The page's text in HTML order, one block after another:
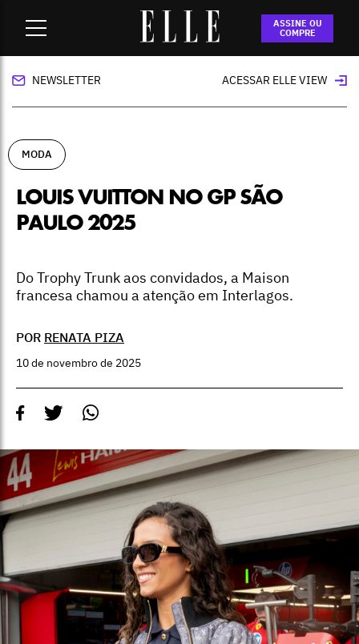
ASSINE OU
COMPRE
Louis Vuitton no GP São Paulo 2025
NEWSLETTER ACESSAR ELLE VIEW
MODA
LOUIS VUITTON NO GP SÃO
PAULO 2025
Do Trophy Trunk aos convidados, a Maison
francesa chamou a atenção em Interlagos.
POR RENATA PIZA
10 de novembro de 2025